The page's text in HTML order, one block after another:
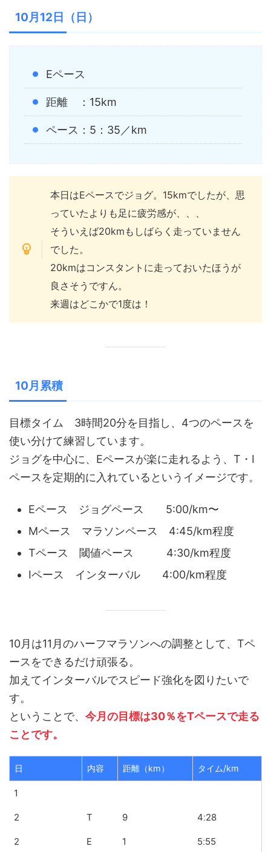
10月12日（日）
Eペース
距離 ：15km
ペース：5：35／km
本日はEペースでジョグ。15kmでしたが、思
っていたよりも足に疲労感が、、、
そういえば20kmもしばらく走っていません
でした。
20kmはコンスタントに走っておいたほうが
良さそうですん。
来週はどこかで1度は！
10月累積
目標タイム 3時間20分を目指し、4つのペースを
使い分けて練習しています。
ジョグを中心に、Eペースが楽に走れるよう、T・I
ペースを定期的に入れているというイメージです。
Eペース ジョグペース 5:00/km〜
Mペース マラソンペース 4:45/km程度
Tペース 閾値ペース 4:30/km程度
Iペース インターバル 4:00/km程度
10月は11月のハーフマラソンへの調整として、Tペ
ースをできるだけ頑張る。
加えてインターバルでスピード強化を図りたいで
す。
ということで、 今月の目標は30％をTペースで走る
ことです。
日 内容 距離（km） タイム/km
1
2 T 9 4ː28
2 E 1 5ː55